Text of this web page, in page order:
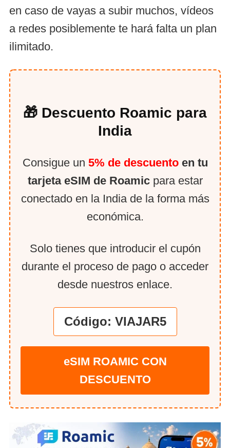
en caso de vayas a subir muchos, vídeos
a redes posiblemente te hará falta un plan
ilimitado.
🎁 Descuento Roamic para
India
Consigue un 5% de descuentoen tu
tarjeta eSIM de Roamicpara estar
conectado en la India de la forma más
económica.
Solo tienes que introducir el cupón
durante el proceso de pago o acceder
desde nuestros enlace.
Código: VIAJAR5
eSIM ROAMIC CON
DESCUENTO